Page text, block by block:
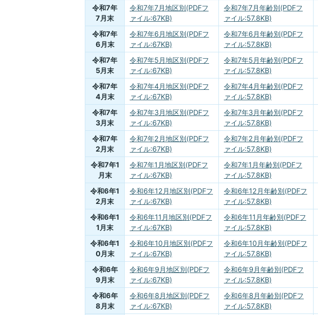
令和7年
7月末
令和7年7月地区別(PDFフ
ァイル:67KB)
令和7年7月年齢別(PDFフ
ァイル:57.8KB)
令和7年
6月末
令和7年6月地区別(PDFフ
ァイル:67KB)
令和7年6月年齢別(PDFフ
ァイル:57.8KB)
令和7年
5月末
令和7年5月地区別(PDFフ
ァイル:67KB)
令和7年5月年齢別(PDFフ
ァイル:57.8KB)
令和7年
4月末
令和7年4月地区別(PDFフ
ァイル:67KB)
令和7年4月年齢別(PDFフ
ァイル:57.8KB)
令和7年
3月末
令和7年3月地区別(PDFフ
ァイル:67KB)
令和7年3月年齢別(PDFフ
ァイル:57.8KB)
令和7年
2月末
令和7年2月地区別(PDFフ
ァイル:67KB)
令和7年2月年齢別(PDFフ
ァイル:57.8KB)
令和7年1
月末
令和7年1月地区別(PDFフ
ァイル:67KB)
令和7年1月年齢別(PDFフ
ァイル:57.8KB)
令和6年1
2月末
令和6年12月地区別(PDFフ
ァイル:67KB)
令和6年12月年齢別(PDFフ
ァイル:57.8KB)
令和6年1
1月末
令和6年11月地区別(PDFフ
ァイル:67KB)
令和6年11月年齢別(PDFフ
ァイル:57.8KB)
令和6年1
0月末
令和6年10月地区別(PDFフ
ァイル:67KB)
令和6年10月年齢別(PDFフ
ァイル:57.8KB)
令和6年
9月末
令和6年9月地区別(PDFフ
ァイル:67KB)
令和6年9月年齢別(PDFフ
ァイル:57.8KB)
令和6年
8月末
令和6年8月地区別(PDFフ
ァイル:67KB)
令和6年8月年齢別(PDFフ
ァイル:57.8KB)